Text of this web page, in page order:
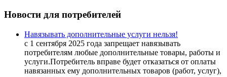
Новости для потребителей
Навязывать дополнительные услуги нельзя!
с 1 сентября 2025 года запрещает навязывать
потребителям любые дополнительные товары, работы и
услуги.Потребитель вправе будет отказаться от оплаты
навязанных ему дополнительных товаров (работ, услуг),